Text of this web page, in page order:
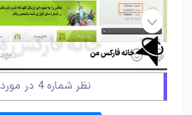
نظر شماره 4 در مورد آلپاری